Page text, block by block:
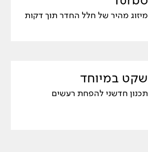
מיזוג מהיר של חלל החדר תוך דקות
שקט במיוחד
תכנון חדשני להפחת רעשים